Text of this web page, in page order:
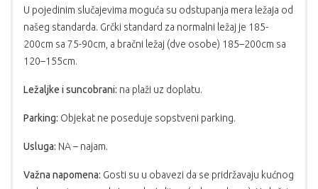
U pojedinim slučajevima moguća su odstupanja mera ležaja od
našeg standarda. Grčki standard za normalni ležaj je 185-
200cm sa 75-90cm, a bračni ležaj (dve osobe) 185–200cm sa
120–155cm.
Ležaljke i suncobrani: na plaži uz doplatu.
Parking: Objekat ne poseduje sopstveni parking.
Usluga: NA – najam.
Važna napomena: Gosti su u obavezi da se pridržavaju kućnog